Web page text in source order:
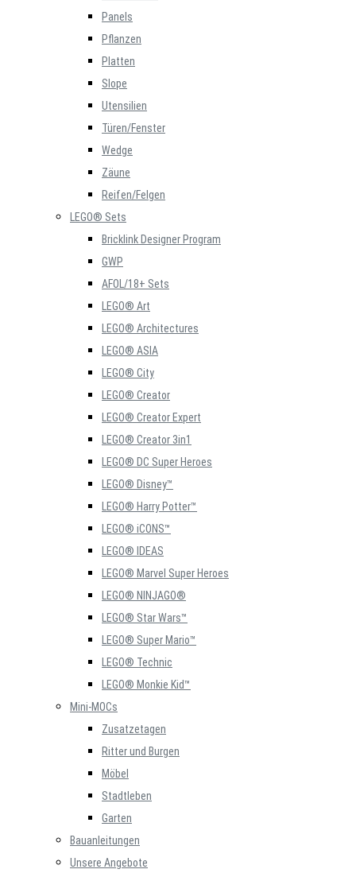
Panels
Pflanzen
Platten
Slope
Utensilien
Türen/Fenster
Wedge
Zäune
Reifen/Felgen
LEGO® Sets
Bricklink Designer Program
GWP
AFOL/18+ Sets
LEGO® Art
LEGO® Architectures
LEGO® ASIA
LEGO® City
LEGO® Creator
LEGO® Creator Expert
LEGO® Creator 3in1
LEGO® DC Super Heroes
LEGO® Disney™
LEGO® Harry Potter™
LEGO® iCONS™
LEGO® IDEAS
LEGO® Marvel Super Heroes
LEGO® NINJAGO®
LEGO® Star Wars™
LEGO® Super Mario™
LEGO® Technic
LEGO® Monkie Kid™
Mini-MOCs
Zusatzetagen
Ritter und Burgen
Möbel
Stadtleben
Garten
Bauanleitungen
Unsere Angebote